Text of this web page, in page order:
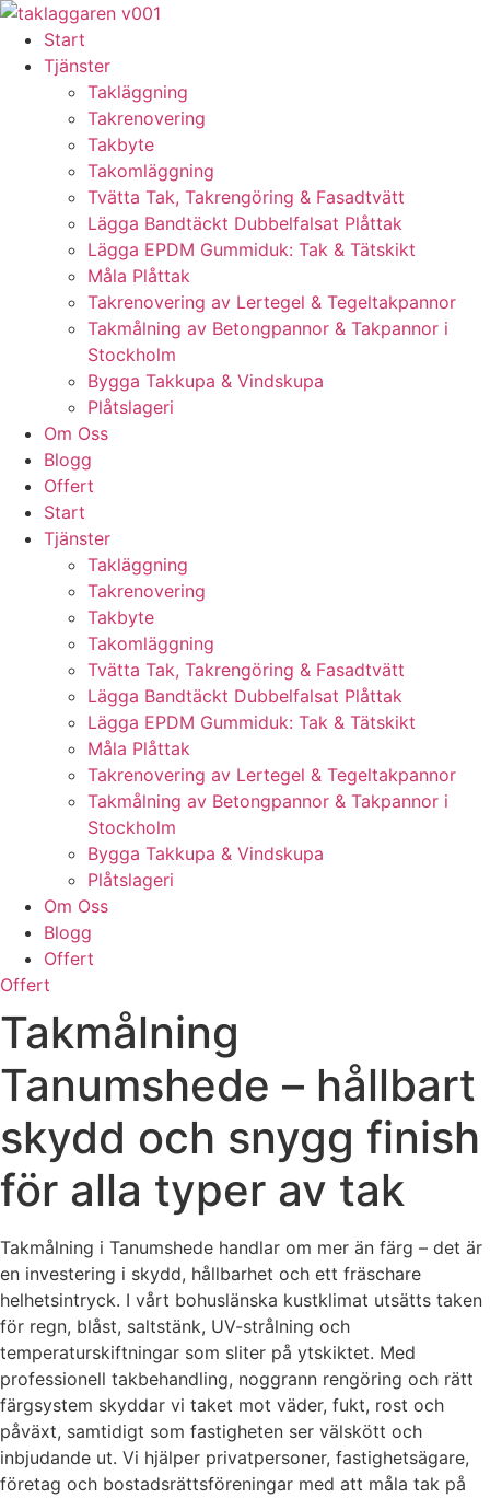
Skip
content
Start
Tjänster
Takläggning
Takrenovering
Takbyte
Takomläggning
Tvätta Tak, Takrengöring & Fasadtvätt
Lägga Bandtäckt Dubbelfalsat Plåttak
Lägga EPDM Gummiduk: Tak & Tätskikt
Måla Plåttak
Takrenovering av Lertegel & Tegeltakpannor
Takmålning av Betongpannor & Takpannor i
Stockholm
Bygga Takkupa & Vindskupa
Plåtslageri
Om Oss
Blogg
Offert
Start
Tjänster
Takläggning
Takrenovering
Takbyte
Takomläggning
Tvätta Tak, Takrengöring & Fasadtvätt
Lägga Bandtäckt Dubbelfalsat Plåttak
Lägga EPDM Gummiduk: Tak & Tätskikt
Måla Plåttak
Takrenovering av Lertegel & Tegeltakpannor
Takmålning av Betongpannor & Takpannor i
Stockholm
Bygga Takkupa & Vindskupa
Plåtslageri
Om Oss
Blogg
Offert
Offert
Takmålning
Tanumshede – hållbart
skydd och snygg finish
för alla typer av tak
Takmålning i Tanumshede handlar om mer än färg – det är
en investering i skydd, hållbarhet och ett fräschare
helhetsintryck. I vårt bohuslänska kustklimat utsätts taken
för regn, blåst, saltstänk, UV-strålning och
temperaturskiftningar som sliter på ytskiktet. Med
professionell takbehandling, noggrann rengöring och rätt
färgsystem skyddar vi taket mot väder, fukt, rost och
påväxt, samtidigt som fastigheten ser välskött och
inbjudande ut. Vi hjälper privatpersoner, fastighetsägare,
företag och bostadsrättsföreningar med att måla tak på